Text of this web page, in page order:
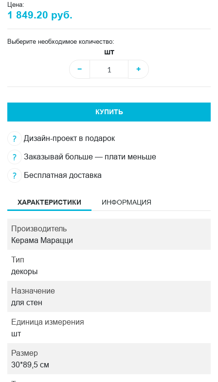
Цена:
1 849.20 руб.
Выберите необходимое количество:
шт
−
+
КУПИТЬ
Дизайн-проект в подарок
Заказывай больше — плати меньше
Бесплатная доставка
ХАРАКТЕРИСТИКИ ИНФОРМАЦИЯ
Производитель
Керама Марацци
Тип
декоры
Назначение
для стен
Единица измерения
шт
Размер
30*89,5 см